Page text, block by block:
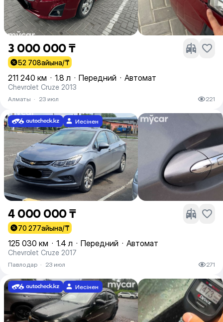
3 000 000 ₸
52 708айына/₸
211 240 км · 1.8 л · Передний · Автомат
Chevrolet Cruze 2013
Алматы · 23 июл 221
Иесінен
4 000 000 ₸
70 277айына/₸
125 030 км · 1.4 л · Передний · Автомат
Chevrolet Cruze 2017
Павлодар · 23 июл 271
Иесінен